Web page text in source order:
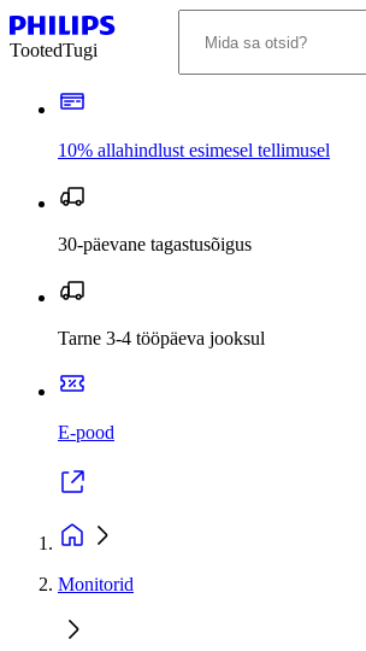
TootedTugi
10% allahindlust esimesel tellimusel
30-päevane tagastusõigus
Tarne 3-4 tööpäeva jooksul
E-pood
Monitorid